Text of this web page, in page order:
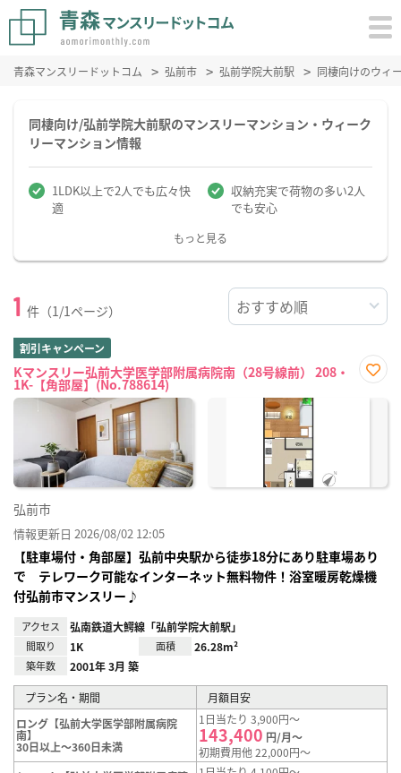
青森マンスリードットコム 弘前市 弘前学院大前駅 同棲向けのウィ
同棲向け/弘前学院大前駅のマンスリーマンション・ウィーク
リーマンション情報
1LDK以上で2人でも広々快
適
収納充実で荷物の多い2人
でも安心
もっと見る
1 件（1/1ページ）
割引キャンペーン
Kマンスリー弘前大学医学部附属病院南（28号線前） 208・
1K-【角部屋】(No.788614)
に入
弘前市
情報更新日 2026/08/02 12:05
【駐車場付・角部屋】弘前中央駅から徒歩18分にあり駐車場あり
で テレワーク可能なインターネット無料物件！浴室暖房乾燥機
付弘前市マンスリー♪
アクセス 弘南鉄道大鰐線「弘前学院大前駅」
間取り 1K 面積 26.28m²
築年数 2001年 3月 築
プラン名・期間
月額目安
ロング【弘前大学医学部附属病院
南】
30日以上～360日未満
1日当たり 3,900円～
143,400 円/月～
初期費用他 22,000円～